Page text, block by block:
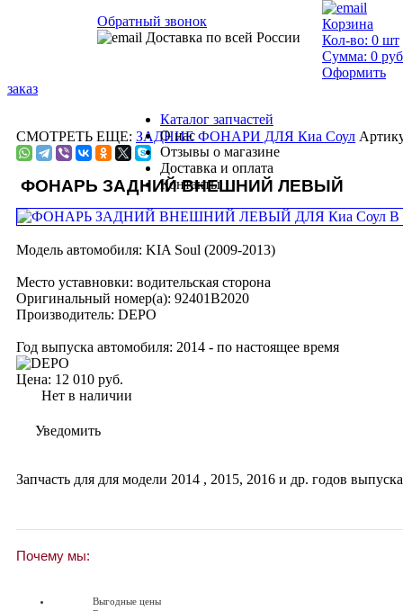
СМОТРЕТЬ ЕЩЕ: ЗАДНИЕ ФОНАРИ ДЛЯ Киа Соул
ФОНАРЬ ЗАДНИЙ ВНЕШНИЙ ЛЕВЫЙ
Модель автомобиля: KIA Soul (2009-2013)
Место уставновки: водительская сторона
Оригинальный номер(а): 92401B2020
Производитель: DEPO
Год выпуска автомобиля: 2014 - по настоящее время
Цена: 12 010 руб.
Нет в наличии
Уведомить
Запчасть для для модели 2014 , 2015, 2016 и др. годов
Почему мы:
Выгодные цены
Обратный звонок
Доставка по всей России
Корзина
Кол-во: 0 шт
Сумма: 0
Оформить
заказ
Каталог запчастей
О нас
Отзывы о магазине
Доставка и оплата
Контакты